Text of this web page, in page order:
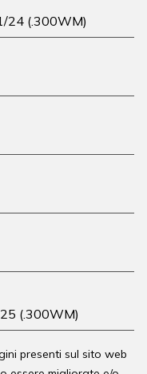
24 (.300WM)
(.300WM)
presenti sul sito web